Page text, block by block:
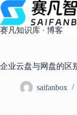
跳
过
内
容
赛凡知识库 · 博客
企业云盘与网盘的区
saifanbox